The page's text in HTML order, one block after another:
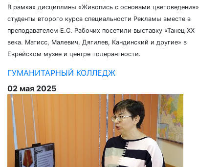
В рамках дисциплины «Живопись с основами цветоведения»
студенты второго курса специальности Рекламы вместе в
преподавателем Е.С. Рабочих посетили выставку «Танец ХХ
века. Матисс, Малевич, Дягилев, Кандинский и другие» в
Еврейском музее и центре толерантности.
ГУМАНИТАРНЫЙ КОЛЛЕДЖ
02 мая 2025